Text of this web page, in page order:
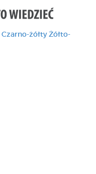
Czarno-żółty Żółto-